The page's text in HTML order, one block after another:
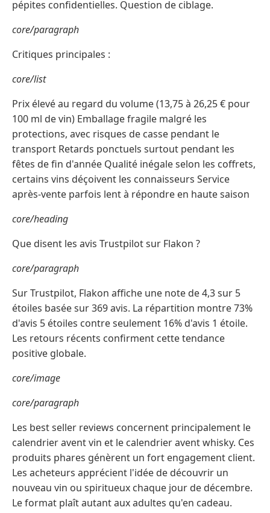
pépites confidentielles. Question de ciblage.
core/paragraph
Critiques principales :
core/list
Prix élevé au regard du volume (13,75 à 26,25 € pour
100 ml de vin) Emballage fragile malgré les
protections, avec risques de casse pendant le
transport Retards ponctuels surtout pendant les
fêtes de fin d'année Qualité inégale selon les coffrets,
certains vins déçoivent les connaisseurs Service
après-vente parfois lent à répondre en haute saison
core/heading
Que disent les avis Trustpilot sur Flakon ?
core/paragraph
Sur Trustpilot, Flakon affiche une note de 4,3 sur 5
étoiles basée sur 369 avis. La répartition montre 73%
d'avis 5 étoiles contre seulement 16% d'avis 1 étoile.
Les retours récents confirment cette tendance
positive globale.
core/image
core/paragraph
Les best seller reviews concernent principalement le
calendrier avent vin et le calendrier avent whisky. Ces
produits phares génèrent un fort engagement client.
Les acheteurs apprécient l'idée de découvrir un
nouveau vin ou spiritueux chaque jour de décembre.
Le format plaît autant aux adultes qu'en cadeau.